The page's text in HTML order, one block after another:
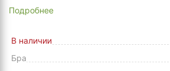
Подробнее
В наличии
Бра